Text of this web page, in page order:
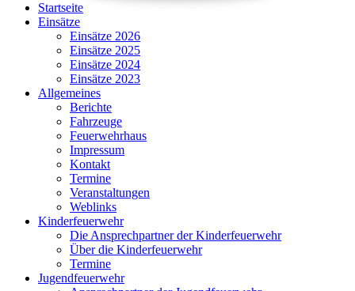
Startseite
Einsätze
Einsätze 2026
Einsätze 2025
Einsätze 2024
Einsätze 2023
Allgemeines
Berichte
Fahrzeuge
Feuerwehrhaus
Impressum
Kontakt
Termine
Veranstaltungen
Weblinks
Kinderfeuerwehr
Die Ansprechpartner der Kinderfeuerwehr
Über die Kinderfeuerwehr
Termine
Jugendfeuerwehr